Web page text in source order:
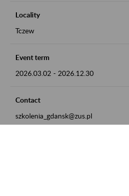
Locality
Tczew
Event term
2026.03.02 - 2026.12.30
Contact
szkolenia_gdansk@zus.pl